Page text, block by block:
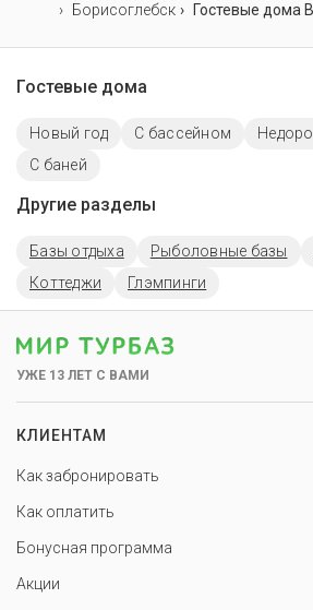
Борисоглебск
Гостевые дома
Гостевые дома
Новый год С бассейном
С баней
Другие разделы
Базы отдыха Рыболовные базы
Коттеджи
Глэмпинги
УЖЕ 13 ЛЕТ С ВАМИ
КЛИЕНТАМ
Как забронировать
Как оплатить
Бонусная программа
Акции